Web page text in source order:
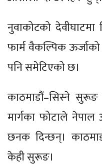
नुवाकोटको देवीघाटमा
फार्म वैकल्पिक
पनि समेटिएको छ।
काठमाडौं–सिस्ने
मार्गका फोटाले
छनक दिन्छन्।
केही सुरूङ।